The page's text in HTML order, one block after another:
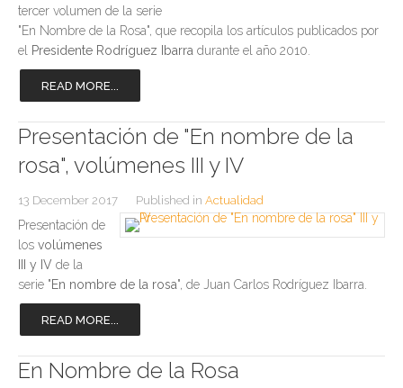
tercer volumen de la serie
"En Nombre de la Rosa", que recopila los artículos publicados por
el Presidente Rodríguez Ibarra durante el año 2010.
READ MORE...
Presentación de "En nombre de la
rosa", volúmenes III y IV
13 December 2017 Published in Actualidad
Presentación de
los volúmenes
III y IV de la
serie "En nombre de la rosa", de Juan Carlos Rodríguez Ibarra.
READ MORE...
En Nombre de la Rosa